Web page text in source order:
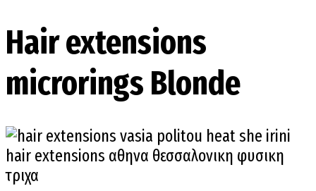
Hair extensions
microrings Blonde